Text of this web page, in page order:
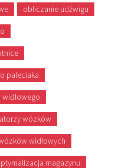
obliczanie udźwigu
paleciaka
widlowego
wózków
widłowych
magazynu